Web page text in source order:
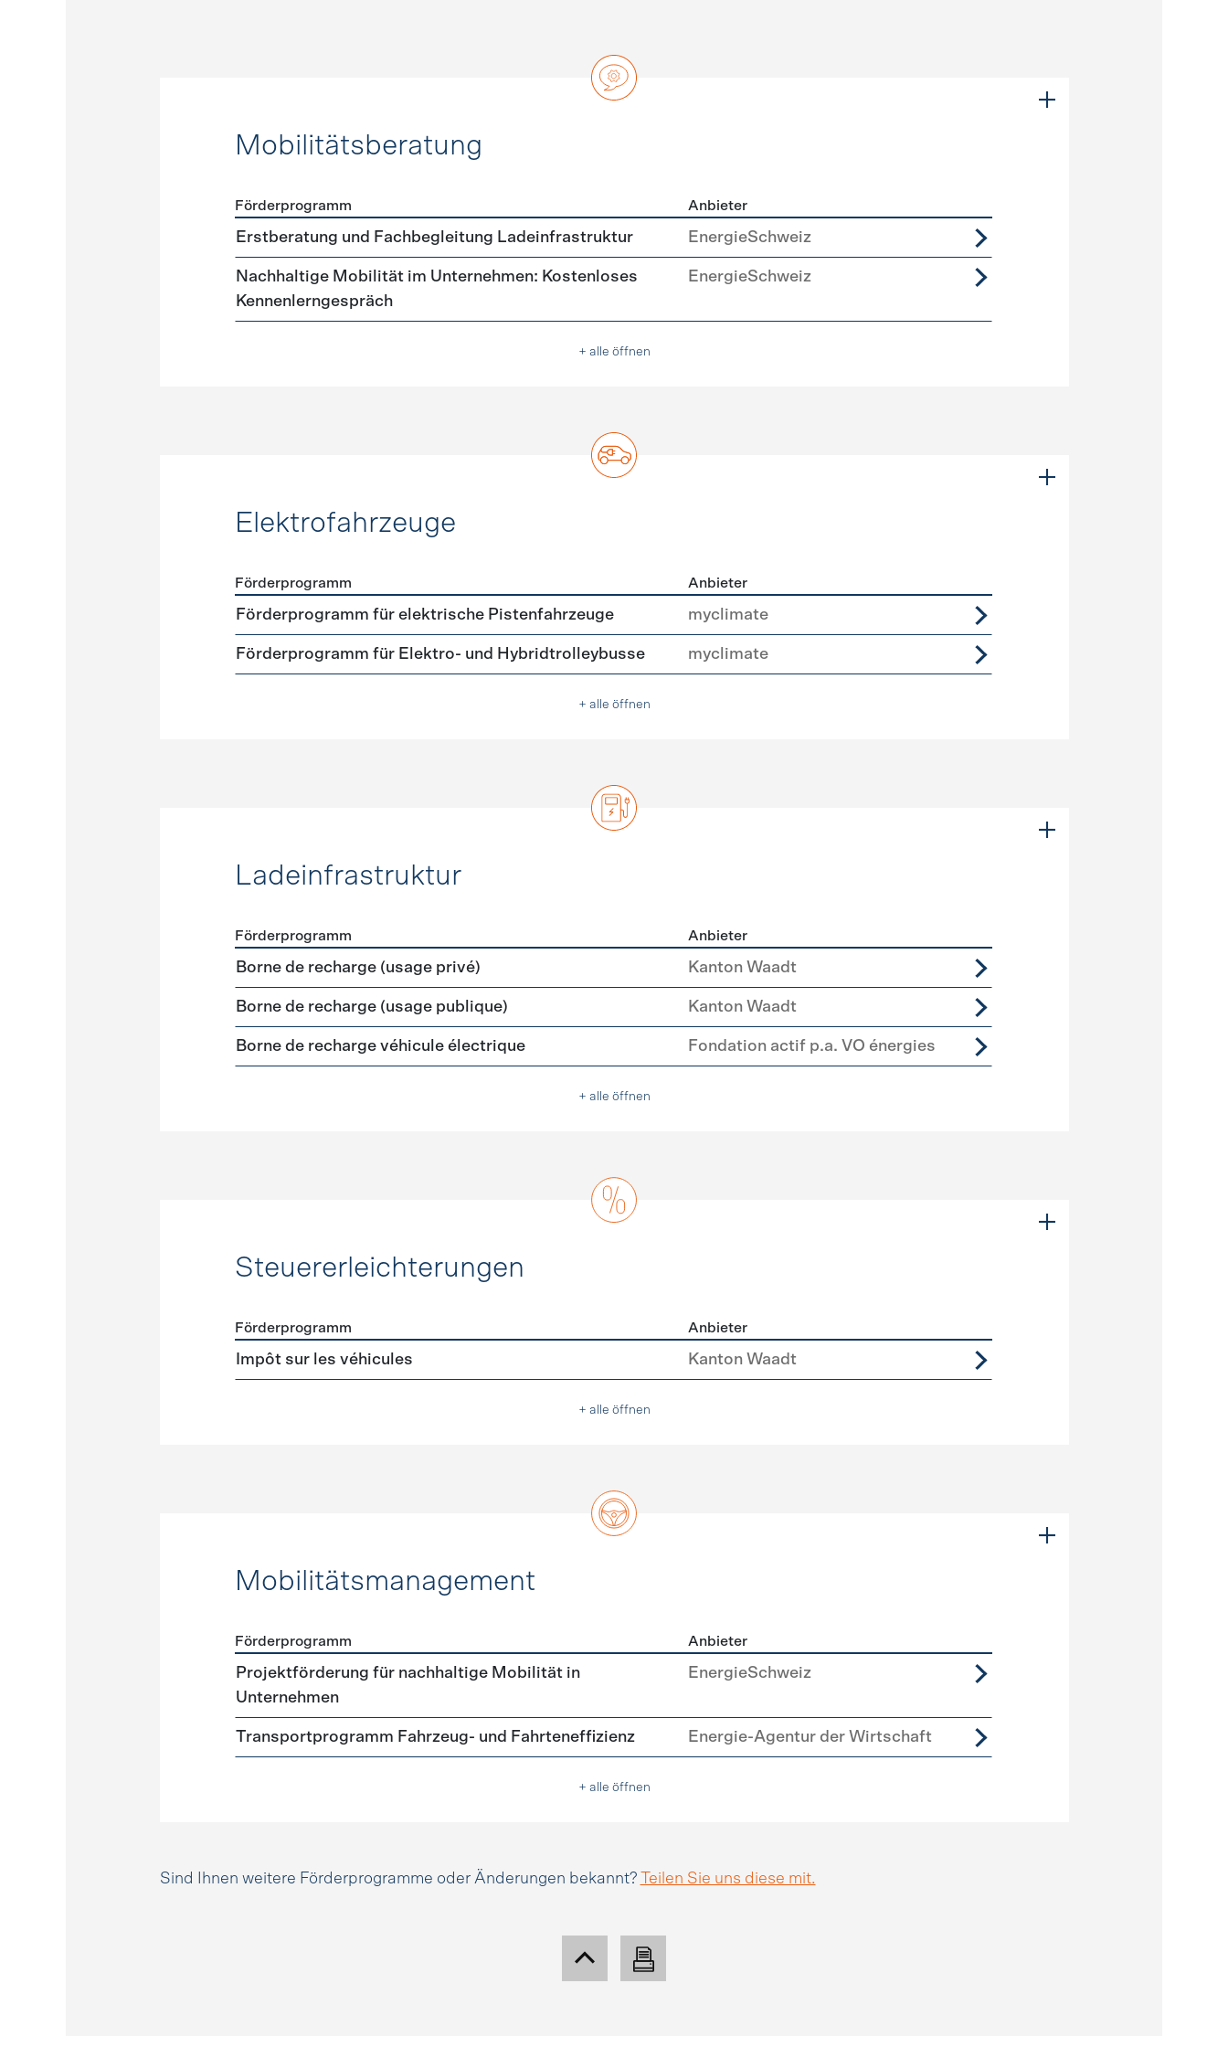
Mobilitätsberatung
Förderprogramme Mobilitätsberatung
Förderprogramm Anbieter
Erstberatung und Fachbegleitung Ladeinfrastruktur EnergieSchweiz
Nachhaltige Mobilität im Unternehmen: Kostenloses
Kennenlerngespräch
EnergieSchweiz
+ alle öffnen
Elektrofahrzeuge
Förderprogramme Elektrofahrzeuge
Förderprogramm Anbieter
Förderprogramm für elektrische Pistenfahrzeuge myclimate
Förderprogramm für Elektro- und Hybridtrolleybusse myclimate
+ alle öffnen
Ladeinfrastruktur
Förderprogramme Ladeinfrastruktur
Förderprogramm Anbieter
Borne de recharge (usage privé) Kanton Waadt
Borne de recharge (usage publique) Kanton Waadt
Borne de recharge véhicule électrique Fondation actif p.a. VO énergies
+ alle öffnen
Steuererleichterungen
Förderprogramme Steuererleichterungen
Förderprogramm Anbieter
Impôt sur les véhicules Kanton Waadt
+ alle öffnen
Mobilitätsmanagement
Förderprogramme Mobilitätsmanagement
Förderprogramm Anbieter
Projektförderung für nachhaltige Mobilität in
Unternehmen
EnergieSchweiz
Transportprogramm Fahrzeug- und Fahrteneffizienz Energie-Agentur der Wirtschaft
+ alle öffnen
Sind Ihnen weitere Förderprogramme oder Änderungen bekannt? Teilen Sie uns diese mit.